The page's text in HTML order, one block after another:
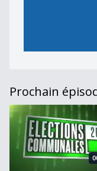
Prochain
Elections 2016-02-